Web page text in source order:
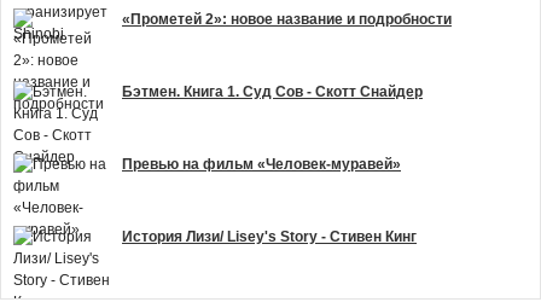
«Прометей 2»: новое название и подробности
Бэтмен. Книга 1. Суд Сов - Скотт Снайдер
Превью на фильм «Человек-муравей»
История Лизи/ Lisey's Story - Стивен Кинг